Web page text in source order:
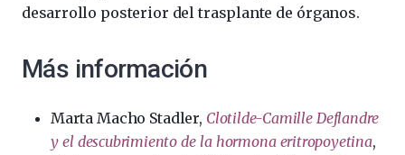
desarrollo posterior del trasplante de órganos.
Más información
Marta Macho Stadler, Clotilde-Camille Deflandre
y el descubrimiento de la hormona eritropoyetina,